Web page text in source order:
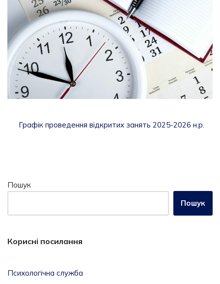
Графік проведення відкритих занять 2025-2026 н.р.
Пошук
Пошук
Корисні посилання
Психологічна служба